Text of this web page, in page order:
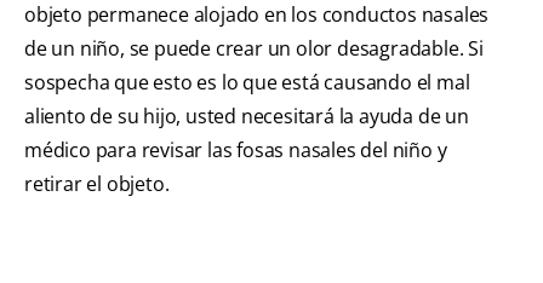
objeto permanece alojado en los conductos nasales
de un niño, se puede crear un olor desagradable. Si
sospecha que esto es lo que está causando el mal
aliento de su hijo, usted necesitará la ayuda de un
médico para revisar las fosas nasales del niño y
retirar el objeto.